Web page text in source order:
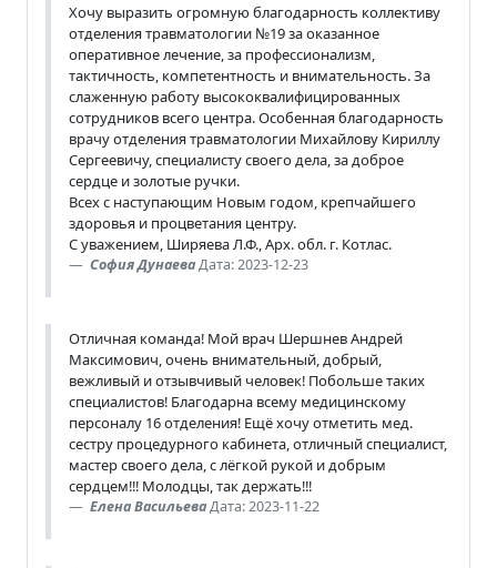
Хочу выразить огромную благодарность коллективу
отделения травматологии №19 за оказанное
оперативное лечение, за профессионализм,
тактичность, компетентность и внимательность. За
слаженную работу высококвалифицированных
сотрудников всего центра. Особенная благодарность
врачу отделения травматологии Михайлову Кириллу
Сергеевичу, специалисту своего дела, за доброе
сердце и золотые ручки.
Всех с наступающим Новым годом, крепчайшего
здоровья и процветания центру.
С уважением, Ширяева Л.Ф., Арх. обл. г. Котлас.
София ДунаеваДата: 2023-12-23
Отличная команда! Мой врач Шершнев Андрей
Максимович, очень внимательный, добрый,
вежливый и отзывчивый человек! Побольше таких
специалистов! Благодарна всему медицинскому
персоналу 16 отделения! Ещё хочу отметить мед.
сестру процедурного кабинета, отличный специалист,
мастер своего дела, с лёгкой рукой и добрым
сердцем!!! Молодцы, так держать!!!
Елена ВасильеваДата: 2023-11-22